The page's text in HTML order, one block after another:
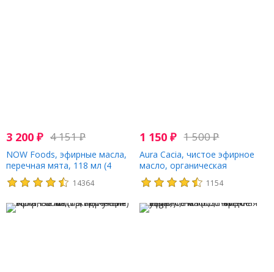
3 200 ₽ 4 151₽
NOW Foods, эфирные масла,
перечная мята, 118 мл (4
жидк. унции)
14364
1 150₽ 1 500₽
Aura Cacia, чистое эфирное
масло, органическая
перечная мята, 7,4 мл (0,25
жидк. унции)
1154